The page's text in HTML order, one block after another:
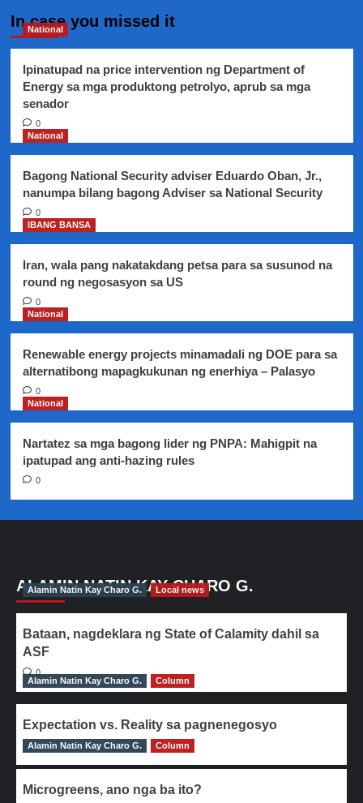
In case you missed it
National
Ipinatupad na price intervention ng Department of
Energy sa mga produktong petrolyo, aprub sa mga
senador
0
National
Bagong National Security adviser Eduardo Oban, Jr.,
nanumpa bilang bagong Adviser sa National Security
0
IBANG BANSA
Iran, wala pang nakatakdang petsa para sa susunod na
round ng negosasyon sa US
0
National
Renewable energy projects minamadali ng DOE para sa
alternatibong mapagkukunan ng enerhiya – Palasyo
0
National
Nartatez sa mga bagong lider ng PNPA: Mahigpit na
ipatupad ang anti-hazing rules
0
ALAMIN NATIN KAY CHARO G.
Alamin Natin Kay Charo G. Local news
Bataan, nagdeklara ng State of Calamity dahil sa
ASF
0
Alamin Natin Kay Charo G.
Column
Expectation vs. Reality sa pagnenegosyo
0
Alamin Natin Kay Charo G. Column
Microgreens, ano nga ba ito?